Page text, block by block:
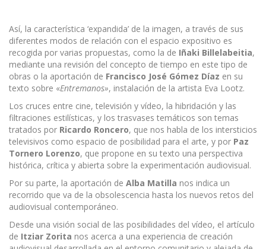
Así, la característica ‘expandida’ de la imagen, a través de sus
diferentes modos de relación con el espacio expositivo es
recogida por varias propuestas, como la de Iñaki Billelabeitia,
mediante una revisión del concepto de tiempo en este tipo de
obras o la aportación de Francisco José Gómez Díaz en su
texto sobre «Entremanos», instalación de la artista Eva Lootz.
Los cruces entre cine, televisión y vídeo, la hibridación y las
filtraciones estilísticas, y los trasvases temáticos son temas
tratados por Ricardo Roncero, que nos habla de los intersticios
televisivos como espacio de posibilidad para el arte, y por Paz
Tornero Lorenzo, que propone en su texto una perspectiva
histórica, crítica y abierta sobre la experimentación audiovisual.
Por su parte, la aportación de Alba Matilla nos indica un
recorrido que va de la obsolescencia hasta los nuevos retos del
audiovisual contemporáneo.
Desde una visión social de las posibilidades del vídeo, el artículo
de Itziar Zorita nos acerca a una experiencia de creación